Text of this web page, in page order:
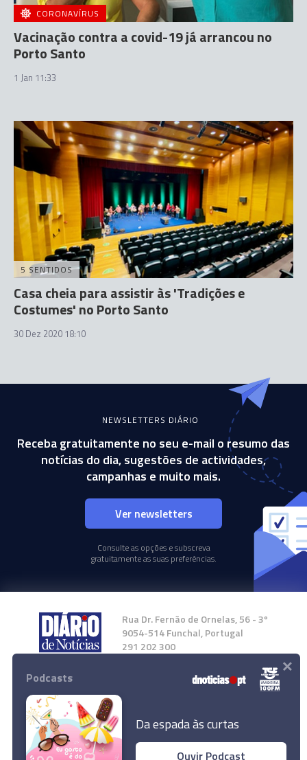
CORONAVÍRUS
Vacinação contra a covid-19 já arrancou no
Porto Santo
1 Jan 11:33
5 SENTIDOS
Casa cheia para assistir às 'Tradições e
Costumes' no Porto Santo
30 Dez 2020 18:10
NEWSLETTERS DIÁRIO
Receba gratuitamente no seu e-mail o resumo das
notícias do dia, sugestões de actividades,
campanhas e muito mais.
Ver newsletters
Consulte as opções e subscreva
gratuitamente as suas preferências.
Rua Dr. Fernão de Ornelas, 56 - 3º
9054-514 Funchal, Portugal
291 202 300
Instale a nossa App
Podcasts
Da espada às curtas
Ouvir Podcast
×